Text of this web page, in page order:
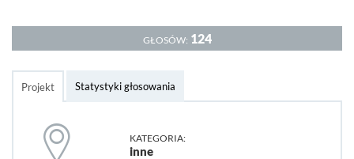
GŁOSÓW: 124
Projekt Statystyki głosowania
KATEGORIA:
inne